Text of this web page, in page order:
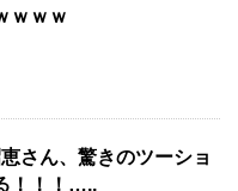
ｗｗｗ
恵さん、驚きのツーショ
！！！…..